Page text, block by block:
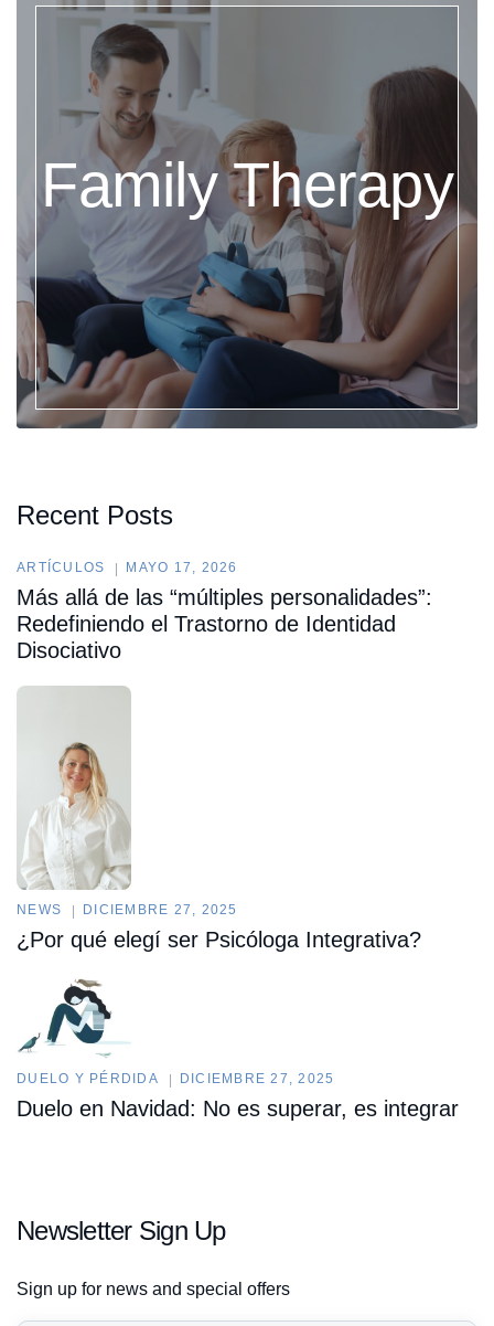
Family Therapy
Recent Posts
ARTÍCULOS MAYO 17, 2026
Más allá de las “múltiples personalidades”:
Redefiniendo el Trastorno de Identidad
Disociativo
NEWS DICIEMBRE 27, 2025
¿Por qué elegí ser Psicóloga Integrativa?
DUELO Y PÉRDIDA DICIEMBRE 27, 2025
Duelo en Navidad: No es superar, es integrar
Newsletter Sign Up
Sign up for news and special offers